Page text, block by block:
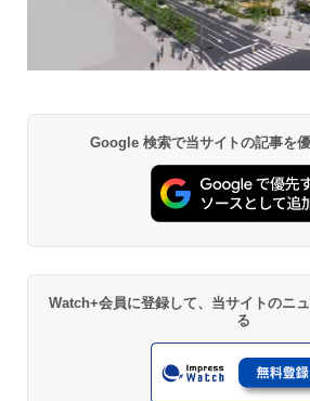
Google 検索で当サイトの記事を
Watch+会員に登録して、当サイトのニ
る